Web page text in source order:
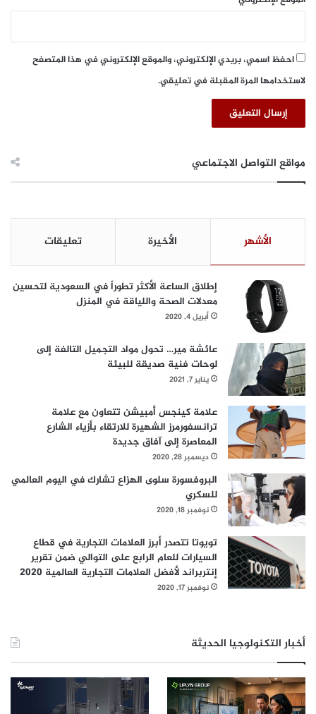
احفظ اسمي، بريدي الإلكتروني، والموقع الإلكتروني في هذا المتصفح
لاستخدامها المرة المقبلة في تعليقي.
مواقع التواصل الاجتماعي
الأشهر الأخيرة تعليقات
إطلاق الساعة الأكثر تطوراً في السعودية لتحسين
معدلات الصحة واللياقة في المنزل
أبريل 4, 2020
عائشة مير… تحول مواد التجميل التالفة إلى
لوحات فنية صديقة للبيئة
يناير 7, 2021
علامة كينجس أمبيشن تتعاون مع علامة
ترانسفورمرز الشهيرة للارتقاء بأزياء الشارع
المعاصرة إلى آفاق جديدة
ديسمبر 28, 2020
البروفسورة سلوى الهزاع تشارك في اليوم العالمي
للسكري
نوفمبر 18, 2020
تويوتا تتصدر أبرز العلامات التجارية في قطاع
السيارات للعام الرابع على التوالي ضمن تقرير
إنتربراند لأفضل العلامات التجارية العالمية 2020
نوفمبر 17, 2020
أخبار التكنولوجيا الحديثة